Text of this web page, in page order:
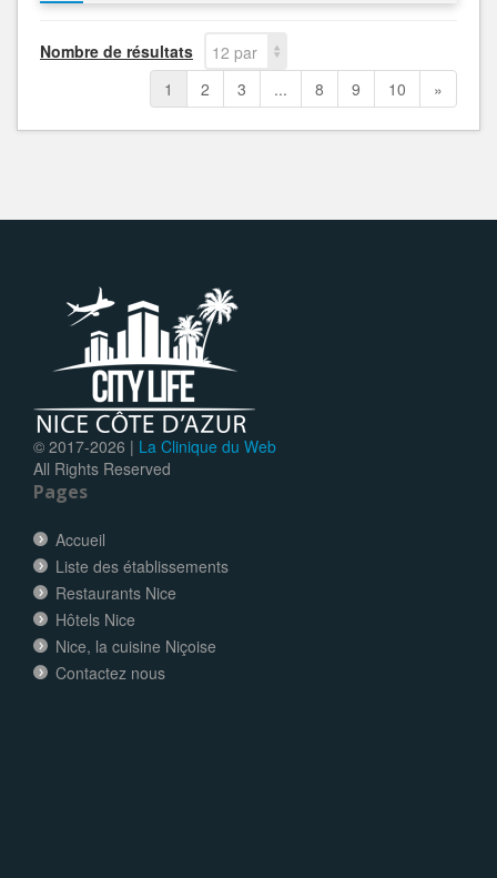
Nombre de résultats
12 par
page
1 2 3 ... 8 9 10 »
© 2017-2026 | La Clinique du Web
All Rights Reserved
Pages
Accueil
Liste des établissements
Restaurants Nice
Hôtels Nice
Nice, la cuisine Niçoise
Contactez nous